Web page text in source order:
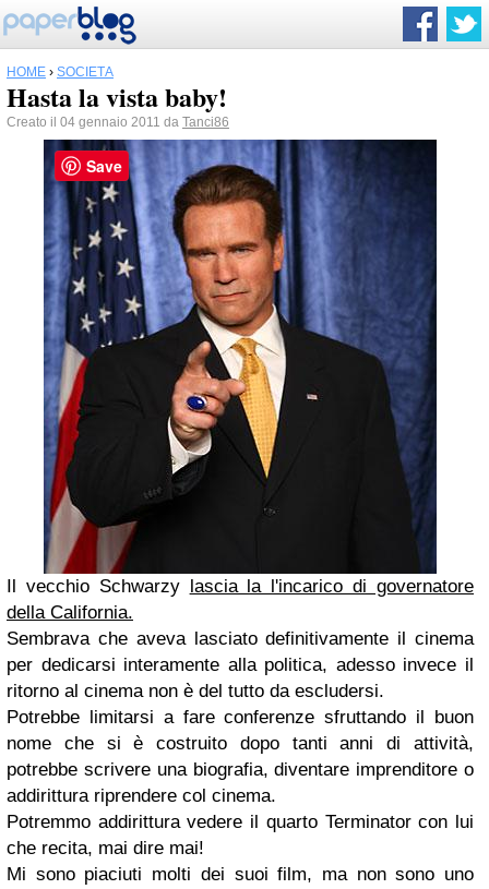
HOME › SOCIETÀ
Hasta la vista baby!
Creato il 04 gennaio 2011 da Tanci86
Il vecchio Schwarzy lascia la l'incarico di governatore
della California.
Sembrava che aveva lasciato definitivamente il cinema
per dedicarsi interamente alla politica, adesso invece il
ritorno al cinema non è del tutto da escludersi.
Potrebbe limitarsi a fare conferenze sfruttando il buon
nome che si è costruito dopo tanti anni di attività,
potrebbe scrivere una biografia, diventare imprenditore o
addirittura riprendere col cinema.
Potremmo addirittura vedere il quarto Terminator con lui
che recita, mai dire mai!
Mi sono piaciuti molti dei suoi film, ma non sono uno
Save